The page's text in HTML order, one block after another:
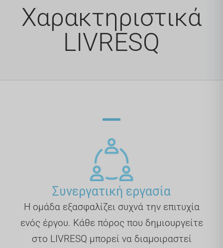
Χαρακτηριστικά
LIVRESQ
Συνεργατική εργασία
Η ομάδα εξασφαλίζει συχνά την επιτυχία
ενός έργου. Κάθε πόρος που δημιουργείτε
στο LIVRESQ μπορεί να διαμοιραστεί